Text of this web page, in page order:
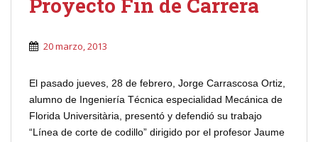
Proyecto Fin de Carrera
20 marzo, 2013
El pasado jueves, 28 de febrero, Jorge Carrascosa Ortiz,
alumno de Ingeniería Técnica especialidad Mecánica de
Florida Universitària, presentó y defendió su trabajo
“Línea de corte de codillo” dirigido por el profesor Jaume